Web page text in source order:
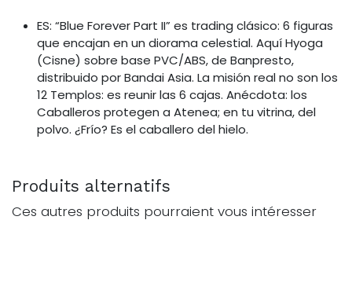
ES: “Blue Forever Part II” es trading clásico: 6 figuras
que encajan en un diorama celestial. Aquí Hyoga
(Cisne) sobre base PVC/ABS, de Banpresto,
distribuido por Bandai Asia. La misión real no son los
12 Templos: es reunir las 6 cajas. Anécdota: los
Caballeros protegen a Atenea; en tu vitrina, del
polvo. ¿Frío? Es el caballero del hielo.
Produits alternatifs
Ces autres produits pourraient vous intéresser